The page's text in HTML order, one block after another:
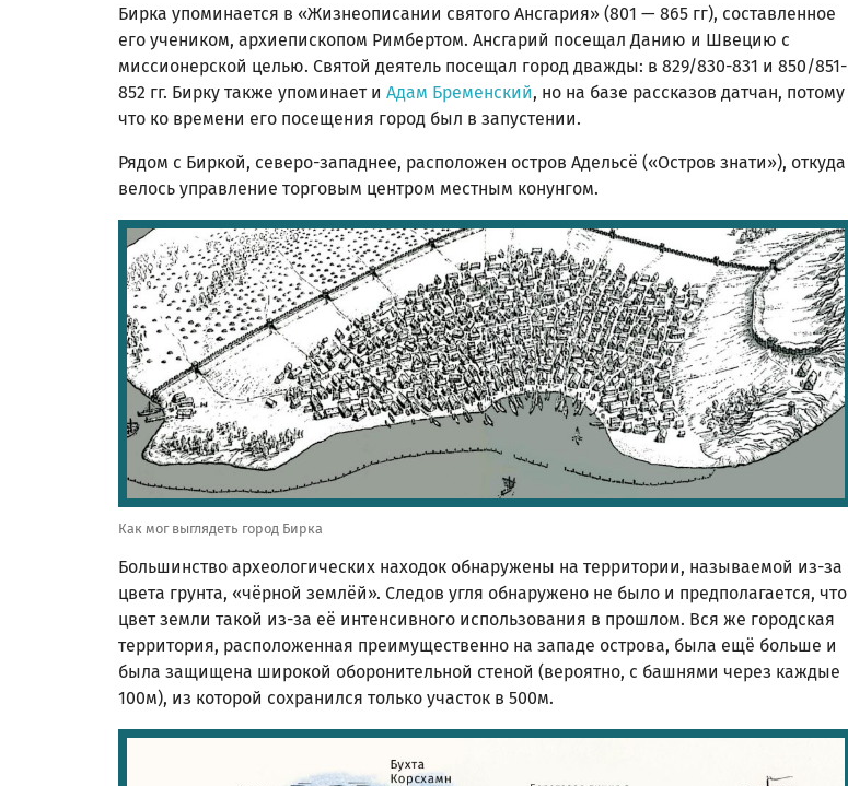
Бирка упоминается в «Жизнеописании святого Ансгария» (801 — 865 гг), составленное
его учеником, архиепископом Римбертом. Ансгарий посещал Данию и Швецию с
миссионерской целью. Святой деятель посещал город дважды: в 829/830-831 и 850/851-
852 гг. Бирку также упоминает и Адам Бременский, но на базе рассказов датчан, потому
что ко времени его посещения город был в запустении.
Рядом с Биркой, северо-западнее, расположен остров Адельсё («Остров знати»), откуда
велось управление торговым центром местным конунгом.
Как мог выглядеть город Бирка
Большинство археологических находок обнаружены на территории, называемой из-за
цвета грунта, «чёрной землёй». Следов угля обнаружено не было и предполагается, что
цвет земли такой из-за её интенсивного использования в прошлом. Вся же городская
территория, расположенная преимущественно на западе острова, была ещё больше и
была защищена широкой оборонительной стеной (вероятно, с башнями через каждые
100м), из которой сохранился только участок в 500м.